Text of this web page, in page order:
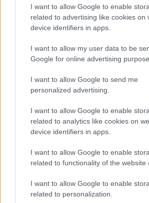
I want to allow Google to enable
related to advertising like cookies on
device identifiers in apps.
I want to allow my user data to be
Google for online advertising
I want to allow Google to send me
personalized advertising.
I want to allow Google to enable
related to analytics like cookies on
device identifiers in apps.
I want to allow Google to enable
related to functionality of the website
I want to allow Google to enable
related to personalization.